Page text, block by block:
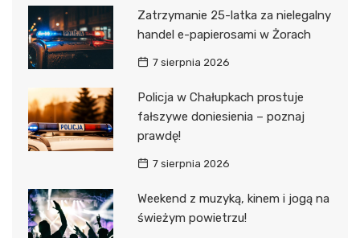
Zatrzymanie 25-latka za nielegalny
handel e-papierosami w Żorach
7 sierpnia 2026
Policja w Chałupkach prostuje
fałszywe doniesienia – poznaj
prawdę!
7 sierpnia 2026
Weekend z muzyką, kinem i jogą na
świeżym powietrzu!